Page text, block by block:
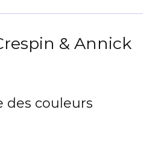
& Annick
des couleurs